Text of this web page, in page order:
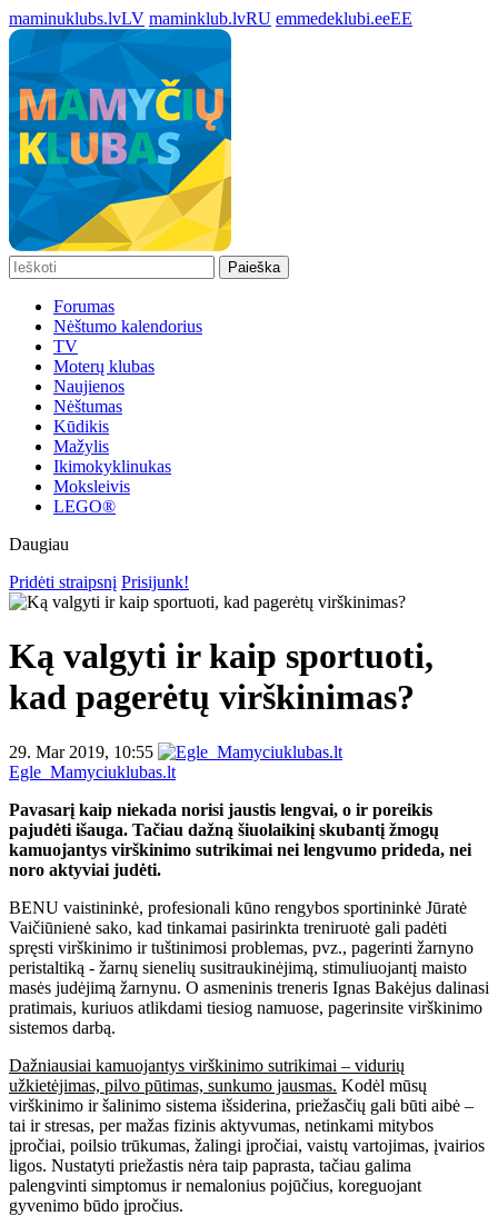
maminuklubs.lvLV maminklub.lvRU emmedeklubi.eeEE
Paieška
Forumas
Nėštumo kalendorius
TV
Moterų klubas
Naujienos
Nėštumas
Kūdikis
Mažylis
Ikimokyklinukas
Moksleivis
LEGO®
Daugiau
Pridėti straipsnį Prisijunk!
Ką valgyti ir kaip sportuoti,
kad pagerėtų virškinimas?
29. Mar 2019, 10:55
Egle_Mamyciuklubas.lt
Pavasarį kaip niekada norisi jaustis lengvai, o ir poreikis
pajudėti išauga. Tačiau dažną šiuolaikinį skubantį žmogų
kamuojantys virškinimo sutrikimai nei lengvumo prideda, nei
noro aktyviai judėti.
BENU vaistininkė, profesionali kūno rengybos sportininkė Jūratė
Vaičiūnienė sako, kad tinkamai pasirinkta treniruotė gali padėti
spręsti virškinimo ir tuštinimosi problemas, pvz., pagerinti žarnyno
peristaltiką - žarnų sienelių susitraukinėjimą, stimuliuojantį maisto
masės judėjimą žarnynu. O asmeninis treneris Ignas Bakėjus dalinasi
pratimais, kuriuos atlikdami tiesiog namuose, pagerinsite virškinimo
sistemos darbą.
Dažniausiai kamuojantys virškinimo sutrikimai – vidurių
užkietėjimas, pilvo pūtimas, sunkumo jausmas. Kodėl mūsų
virškinimo ir šalinimo sistema išsiderina, priežasčių gali būti aibė –
tai ir stresas, per mažas fizinis aktyvumas, netinkami mitybos
įpročiai, poilsio trūkumas, žalingi įpročiai, vaistų vartojimas, įvairios
ligos. Nustatyti priežastis nėra taip paprasta, tačiau galima
palengvinti simptomus ir nemalonius pojūčius, koreguojant
gyvenimo būdo įpročius.